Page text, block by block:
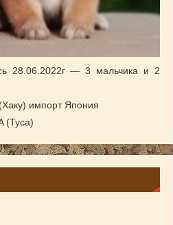
28.06.2022г — 3 мальчика и 2
импорт Япония
(Туса)